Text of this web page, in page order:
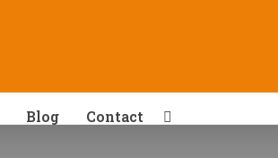
Blog Contact